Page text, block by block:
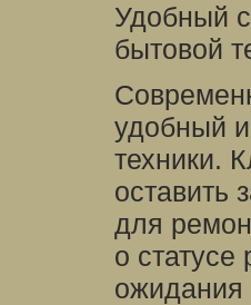
Удобный
бытовой
удобный
техники.
оставить
для
о статусе
ожидания